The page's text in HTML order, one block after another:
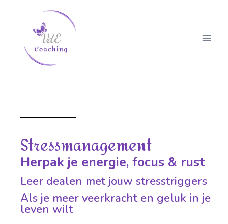
Stressmanagement
Herpak je energie, focus & rust
Leer dealen met jouw stresstriggers
Als je meer veerkracht en geluk in je
leven wilt